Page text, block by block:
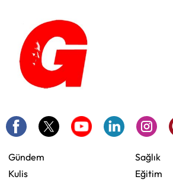
Gündem
Kulis
Sağlık
Eğitim